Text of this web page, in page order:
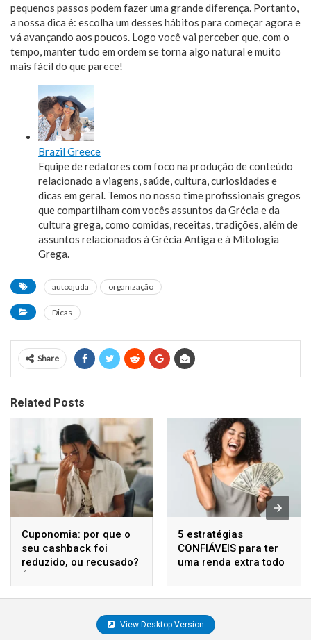
pequenos passos podem fazer uma grande diferença. Portanto,
a nossa dica é: escolha um desses hábitos para começar agora e
vá avançando aos poucos. Logo você vai perceber que, com o
tempo, manter tudo em ordem se torna algo natural e muito
mais fácil do que parece!
Brazil Greece
Equipe de redatores com foco na produção de conteúdo
relacionado a viagens, saúde, cultura, curiosidades e
dicas em geral. Temos no nosso time profissionais gregos
que compartilham com vocês assuntos da Grécia e da
cultura grega, como comidas, receitas, tradições, além de
assuntos relacionados à Grécia Antiga e à Mitologia
Grega.
autoajuda organização
Dicas
Share
Related Posts
Cuponomia: por que o
seu cashback foi
reduzido, ou recusado?
É confiável?
5 estratégias
CONFIÁVEIS para ter
uma renda extra todo
View Desktop Version